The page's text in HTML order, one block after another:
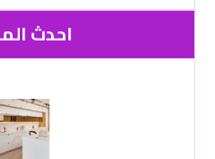
احدث